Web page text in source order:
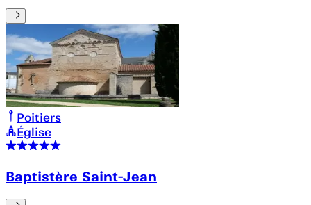
Poitiers
Église
Baptistère Saint-Jean